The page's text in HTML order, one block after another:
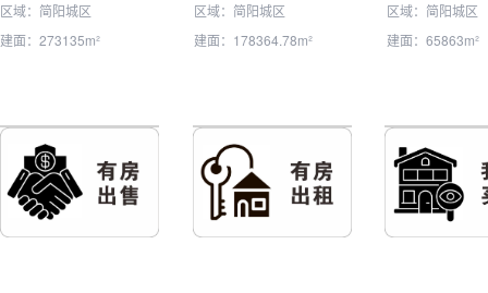
区域：简阳城区
建面：273135m²
区域：简阳城区
建面：178364.78m²
区域：简阳城区
建面：65863m²